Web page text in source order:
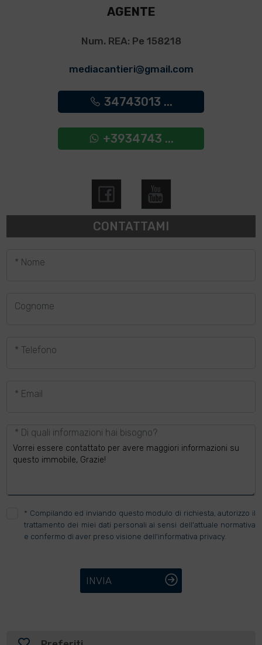
AGENTE
Num. REA: Pe 158218
mediacantieri@gmail.com
34743013 ...
+3934743 ...
CONTATTAMI
* Nome
Cognome
* Telefono
* Email
* Di quali informazioni hai bisogno?
* Compilando ed inviando questo modulo di richiesta, autorizzo il
trattamento dei miei dati personali ai sensi dell'attuale normativa
e confermo di aver preso visione dell'informativa privacy.
INVIA